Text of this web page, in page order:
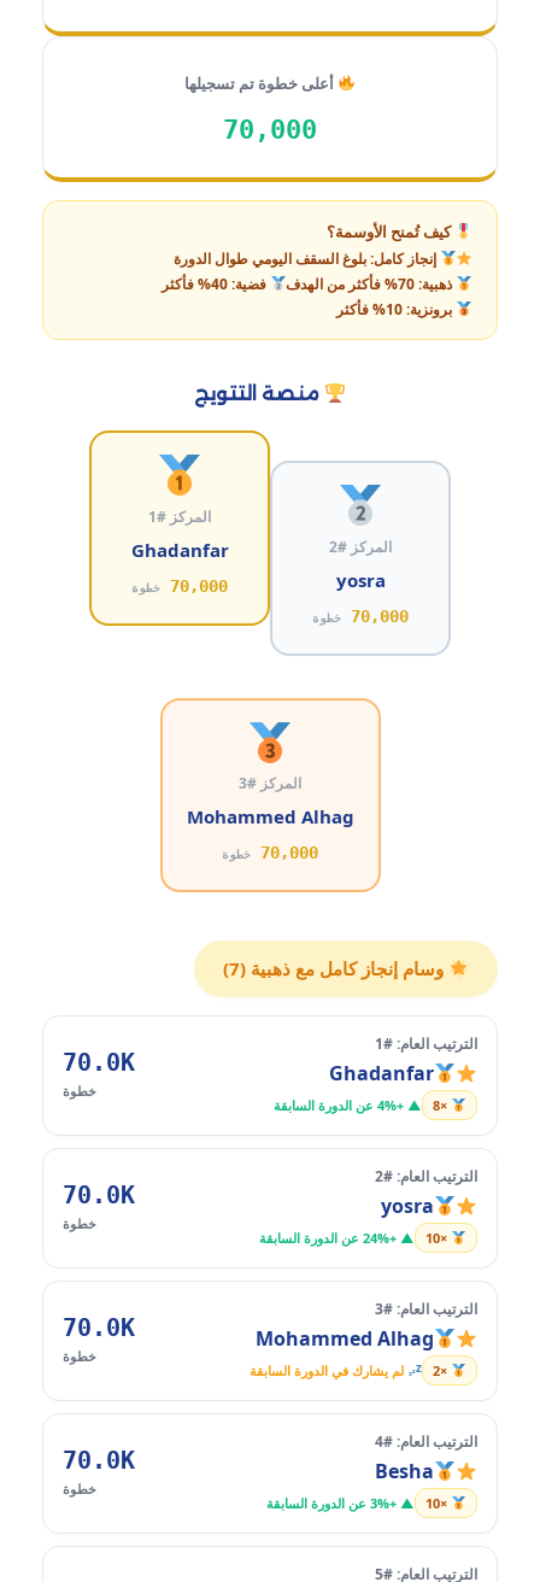
أعلى خطوة تم تسجيلها
70,000
كيف تُمنح الأوسمة؟
إنجاز كامل: بلوغ السقف اليومي طوال الدورة
ذهبية: 70% فأكثر من الهدف
فضية: 40% فأكثر
برونزية: 10% فأكثر
منصة التتويج
المركز #2
yosra
70,000 خطوة
المركز #1
Ghadanfar
70,000 خطوة
المركز #3
Mohammed Alhag
70,000 خطوة
وسام إنجاز كامل مع ذهبية (7)
الترتيب العام: #1
Ghadanfar
×8 ▲ +4% عن الدورة السابقة
70.0K
خطوة
الترتيب العام: #2
yosra
×10 ▲ +24% عن الدورة السابقة
70.0K
خطوة
الترتيب العام: #3
Mohammed Alhag
×2 لم يشارك في الدورة السابقة
70.0K
خطوة
الترتيب العام: #4
Besha
×10 ▲ +3% عن الدورة السابقة
70.0K
خطوة
الترتيب العام: #5